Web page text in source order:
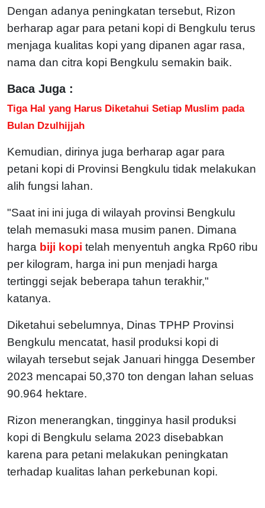
Dengan adanya peningkatan tersebut, Rizon
berharap agar para petani kopi di Bengkulu terus
menjaga kualitas kopi yang dipanen agar rasa,
nama dan citra kopi Bengkulu semakin baik.
Baca Juga :
Tiga Hal yang Harus Diketahui Setiap Muslim pada
Bulan Dzulhijjah
Kemudian, dirinya juga berharap agar para
petani kopi di Provinsi Bengkulu tidak melakukan
alih fungsi lahan.
"Saat ini ini juga di wilayah provinsi Bengkulu
telah memasuki masa musim panen. Dimana
harga biji kopi telah menyentuh angka Rp60 ribu
per kilogram, harga ini pun menjadi harga
tertinggi sejak beberapa tahun terakhir,"
katanya.
Diketahui sebelumnya, Dinas TPHP Provinsi
Bengkulu mencatat, hasil produksi kopi di
wilayah tersebut sejak Januari hingga Desember
2023 mencapai 50,370 ton dengan lahan seluas
90.964 hektare.
Rizon menerangkan, tingginya hasil produksi
kopi di Bengkulu selama 2023 disebabkan
karena para petani melakukan peningkatan
terhadap kualitas lahan perkebunan kopi.